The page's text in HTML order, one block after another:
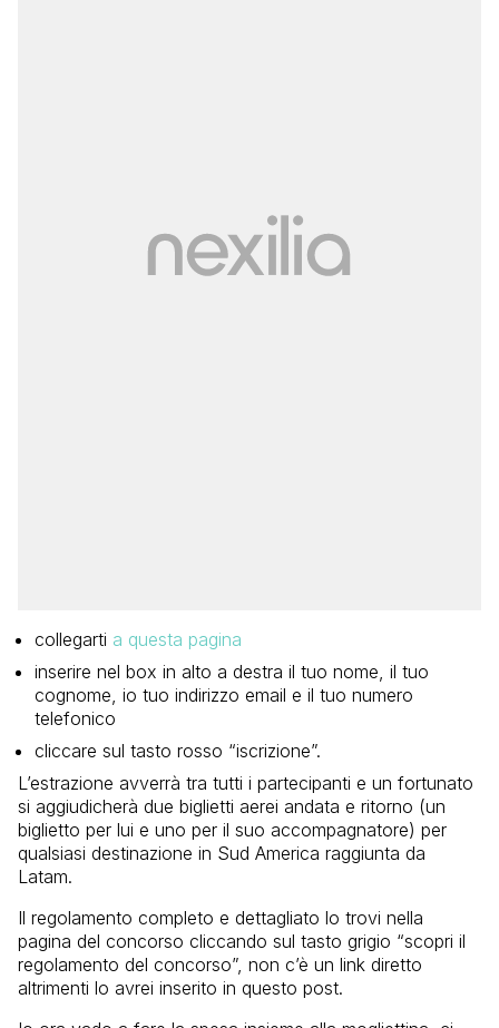
collegarti a questa pagina
inserire nel box in alto a destra il tuo nome, il tuo
cognome, io tuo indirizzo email e il tuo numero
telefonico
cliccare sul tasto rosso “iscrizione”.
L’estrazione avverrà tra tutti i partecipanti e un fortunato
si aggiudicherà due biglietti aerei andata e ritorno (un
biglietto per lui e uno per il suo accompagnatore) per
qualsiasi destinazione in Sud America raggiunta da
Latam.
Il regolamento completo e dettagliato lo trovi nella
pagina del concorso cliccando sul tasto grigio “scopri il
regolamento del concorso”, non c’è un link diretto
altrimenti lo avrei inserito in questo post.